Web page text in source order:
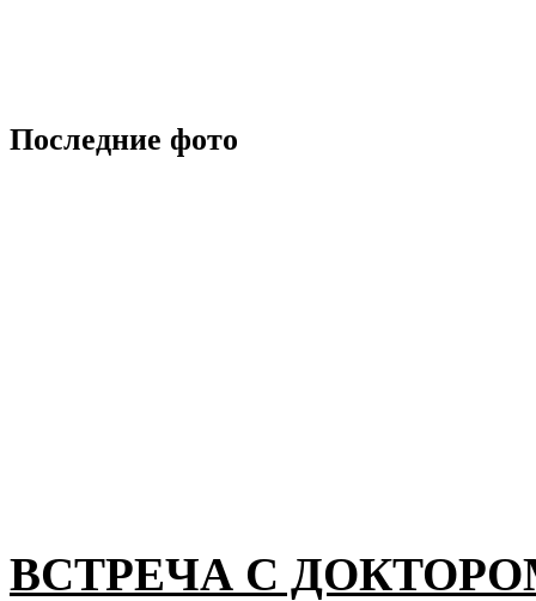
Последние фото
ВСТРЕЧА С